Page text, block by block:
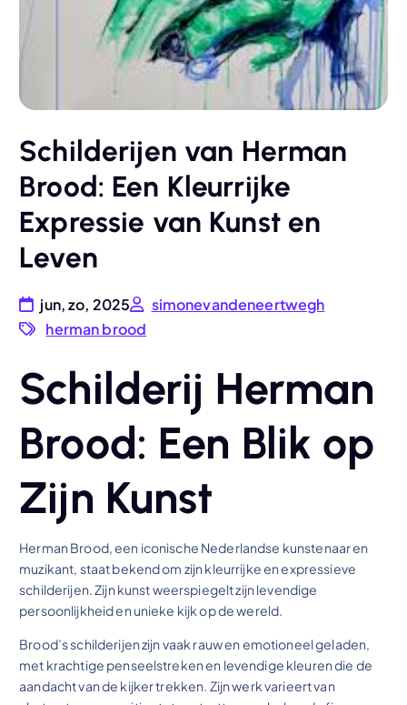
Schilderijen van Herman
Brood: Een Kleurrijke
Expressie van Kunst en
Leven
jun, zo, 2025
simonevandeneertwegh
herman brood
Schilderij Herman
Brood: Een Blik op
Zijn Kunst
Herman Brood, een iconische Nederlandse kunstenaar en
muzikant, staat bekend om zijn kleurrijke en expressieve
schilderijen. Zijn kunst weerspiegelt zijn levendige
persoonlijkheid en unieke kijk op de wereld.
Brood’s schilderijen zijn vaak rauw en emotioneel geladen,
met krachtige penseelstreken en levendige kleuren die de
aandacht van de kijker trekken. Zijn werk varieert van